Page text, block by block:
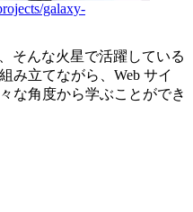
galaxy-
そんな火星で活躍している
み立てながら、Web サイ
な角度から学ぶことができ